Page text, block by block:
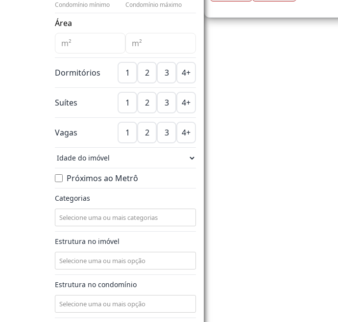
Condomínio mínimo Condomínio máximo
Área
Dormitórios 1 2 3 4+
Suítes 1 2 3 4+
Vagas 1 2 3 4+
Próximos ao Metrô
Categorias
Estrutura no imóvel
Estrutura no condomínio